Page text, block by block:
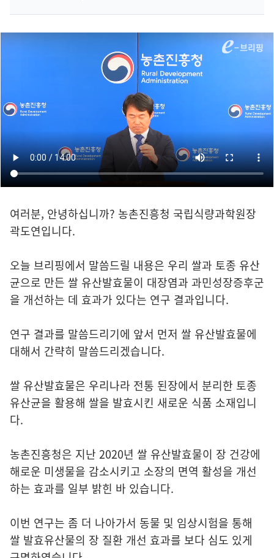
여러분, 안녕하십니까? 농촌진흥청 국립식량과학원장
곽도연입니다.
오늘 브리핑에서 말씀드릴 내용은 우리 쌀과 토종 유산
균으로 만든 쌀 유산발효물이 대장염과 과민성장증후군
을 개선하는 데 효과가 있다는 연구 결과입니다.
연구 결과를 말씀드리기에 앞서 먼저 쌀 유산발효물에
대해서 간략히 말씀드리겠습니다.
쌀 유산발효물은 우리나라 전통 된장에서 분리한 토종
유산균을 활용해 쌀을 발효시킨 새로운 식품 소재입니
다.
농촌진흥청은 지난 2020년 쌀 유산발효물이 장 건강에
해로운 미생물을 감소시키고 소장의 면역 활성을 개선
하는 효과를 일부 밝힌 바 있습니다.
이번 연구는 좀 더 나아가서 동물 및 임상시험을 통해
쌀 발효유산물의 장 질환 개선 효과를 보다 심도 있게